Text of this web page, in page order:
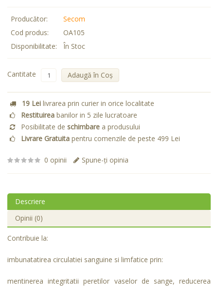
Producător:
Secom
Cod produs:
OA105
Disponibilitate:
În Stoc
Cantitate Adaugă în Coş
19 Lei livrarea prin curier in orice localitate
Restituirea banilor in 5 zile lucratoare
Posibilitate de schimbare a produsului
Livrare Gratuita pentru comenzile de peste 499 Lei
0 opinii Spune-ţi opinia
Descriere
Opinii (0)
Contribuie la:
imbunatatirea circulatiei sanguine si limfatice prin:
mentinerea integritatii peretilor vaselor de sange, reducerea